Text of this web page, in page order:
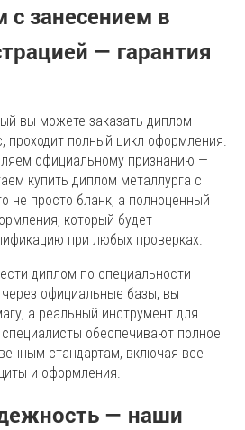
с занесением в
— гарантия
вы можете заказать диплом
проходит полный цикл оформления.
официальному признанию —
купить диплом металлурга с
не просто бланк, а полноценный
который будет
при любых проверках.
диплом по специальности
официальные базы, вы
а реальный инструмент для
обеспечивают полное
стандартам, включая все
и оформления.
— наши